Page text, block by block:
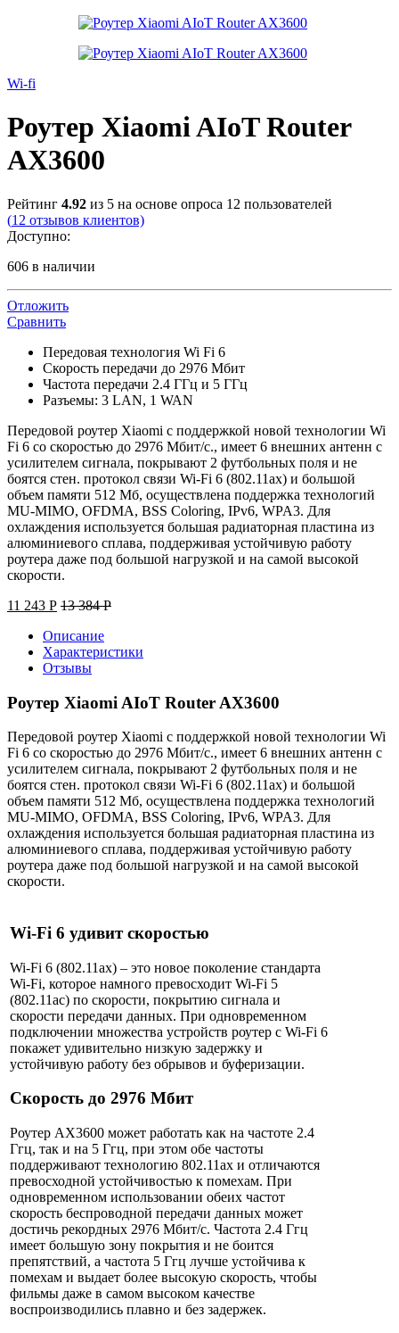
Wi-fi
Роутер Xiaomi AIoT Router
AX3600
Рейтинг 4.92 из 5 на основе опроса 12 пользователей
(12 отзывов клиентов)
Доступно:
606 в наличии
Отложить
Сравнить
Передовая технология Wi Fi 6
Скорость передачи до 2976 Мбит
Частота передачи 2.4 ГГц и 5 ГГц
Разъемы: 3 LAN, 1 WAN
Передовой роутер Xiaomi с поддержкой новой технологии Wi
Fi 6 со скоростью до 2976 Мбит/с., имеет 6 внешних антенн с
усилителем сигнала, покрывают 2 футбольных поля и не
боятся стен. протокол связи Wi-Fi 6 (802.11ax) и большой
объем памяти 512 Мб, осуществлена поддержка технологий
MU-MIMO, OFDMA, BSS Coloring, IPv6, WPA3. Для
охлаждения используется большая радиаторная пластина из
алюминиевого сплава, поддерживая устойчивую работу
роутера даже под большой нагрузкой и на самой высокой
скорости.
11 243 Р 13 384Р
Описание
Характеристики
Отзывы
Роутер Xiaomi AIoT Router AX3600
Передовой роутер Xiaomi с поддержкой новой технологии Wi
Fi 6 со скоростью до 2976 Мбит/с., имеет 6 внешних антенн с
усилителем сигнала, покрывают 2 футбольных поля и не
боятся стен. протокол связи Wi-Fi 6 (802.11ax) и большой
объем памяти 512 Мб, осуществлена поддержка технологий
MU-MIMO, OFDMA, BSS Coloring, IPv6, WPA3. Для
охлаждения используется большая радиаторная пластина из
алюминиевого сплава, поддерживая устойчивую работу
роутера даже под большой нагрузкой и на самой высокой
скорости.
Wi-Fi 6 удивит скоростью
Wi-Fi 6 (802.11ax) – это новое поколение стандарта
Wi-Fi, которое намного превосходит Wi-Fi 5
(802.11ac) по скорости, покрытию сигнала и
скорости передачи данных. При одновременном
подключении множества устройств роутер с Wi-Fi 6
покажет удивительно низкую задержку и
устойчивую работу без обрывов и буферизации.
Скорость до 2976 Мбит
Роутер AX3600 может работать как на частоте 2.4
Ггц, так и на 5 Ггц, при этом обе частоты
поддерживают технологию 802.11ax и отличаются
превосходной устойчивостью к помехам. При
одновременном использовании обеих частот
скорость беспроводной передачи данных может
достичь рекордных 2976 Мбит/с. Частота 2.4 Ггц
имеет большую зону покрытия и не боится
препятствий, а частота 5 Ггц лучше устойчива к
помехам и выдает более высокую скорость, чтобы
фильмы даже в самом высоком качестве
воспроизводились плавно и без задержек.